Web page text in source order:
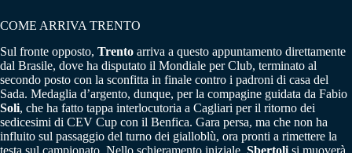
COME ARRIVA TRENTO
Sul fronte opposto, Trento arriva a questo appuntamento direttamente
dal Brasile, dove ha disputato il Mondiale per Club, terminato al
secondo posto con la sconfitta in finale contro i padroni di casa del
Sada. Medaglia d’argento, dunque, per la compagine guidata da Fabio
Soli, che ha fatto tappa interlocutoria a Cagliari per il ritorno dei
sedicesimi di CEV Cup con il Benfica. Gara persa, ma che non ha
influito sul passaggio del turno dei gialloblù, ora pronti a rimettere la
testa sul campionato. Nello schieramento iniziale, Sbertoli si muoverà